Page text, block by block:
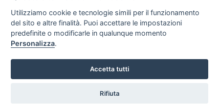
Privacy
policy
Avviso
legale
Scrivici
Copyright © 2008
SVILUPPO TURISMO ITALIA S.r.L. unipersonale
P.IVA: 01665350433 - R.E.A. FM-195884 Via A. Costa, 2
Utilizziamo cookie e tecnologie simili per il funzionamento
del sito e altre finalità. Puoi accettare le impostazioni
predefinite o modificarle in qualunque momento
Personalizza.
Accetta tutti
Rifiuta